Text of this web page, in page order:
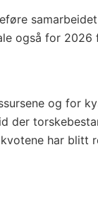
også for 2026
og for
der
har blitt